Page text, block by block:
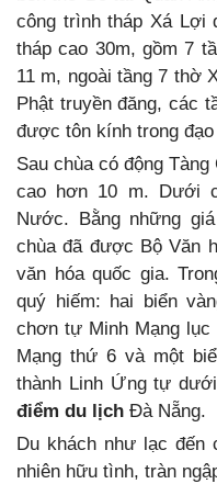
công trình tháp Xá Lợi
tháp cao 30m, gồm 7
11 m, ngoài tầng 7 thờ
Phật truyền đăng, các
được tôn kính trong đạo
Sau chùa có động
cao hơn 10 m. Dưới
Nước. Bằng những
chùa đã được Bộ Văn
văn hóa quốc gia.
quý hiếm: hai biển
chơn tự Minh Mạng lục
Mạng thứ 6 và một
thành Linh Ứng tự
điểm du lịch Đà Nẵng.
Du khách như lạc đến
nhiên hữu tình, tràn